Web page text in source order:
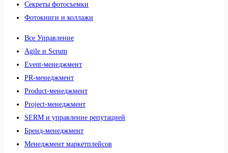
Секреты фотосъемки
Фотокниги и коллажи
Все Управление
Agile и Scrum
Event-менеджмент
PR-менеджмент
Product-менеджмент
Project-менеджмент
SERM и управление репутацией
Бренд-менеджмент
Менеджмент маркетплейсов